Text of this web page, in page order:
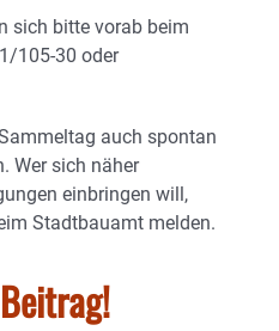
sich bitte vorab beim
105-30 oder
auch spontan
Wer sich näher
einbringen will,
Stadtbauamt melden.